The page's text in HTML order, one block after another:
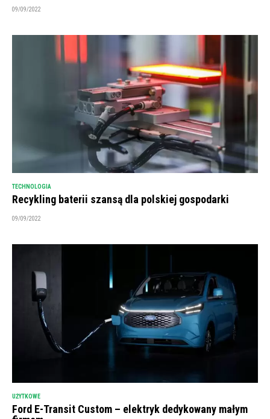
09/09/2022
TECHNOLOGIA
Recykling baterii szansą dla polskiej gospodarki
09/09/2022
UŻYTKOWE
Ford E-Transit Custom – elektryk dedykowany małym